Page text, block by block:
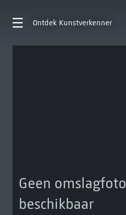
Ontdek Kunstverkenner
Geen omslagfoto
beschikbaar